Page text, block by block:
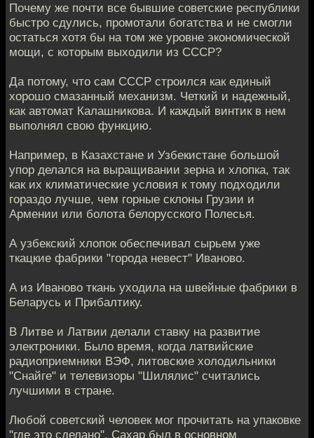
Почему же почти все бывшие советские республики
быстро сдулись, промотали богатства и не смогли
остаться хотя бы на том же уровне экономической
мощи, с которым выходили из СССР?
Да потому, что сам СССР строился как единый
хорошо смазанный механизм. Четкий и надежный,
как автомат Калашникова. И каждый винтик в нем
выполнял свою функцию.
Например, в Казахстане и Узбекистане большой
упор делался на выращивании зерна и хлопка, так
как их климатические условия к тому подходили
гораздо лучше, чем горные склоны Грузии и
Армении или болота белорусского Полесья.
А узбекский хлопок обеспечивал сырьем уже
ткацкие фабрики "города невест" Иваново.
А из Иваново ткань уходила на швейные фабрики в
Беларусь и Прибалтику.
В Литве и Латвии делали ставку на развитие
электроники. Было время, когда латвийские
радиоприемники ВЭФ, литовские холодильники
"Снайге" и телевизоры "Шилялис" считались
лучшими в стране.
Любой советский человек мог прочитать на упаковке
"где это сделано". Сахар был в основном